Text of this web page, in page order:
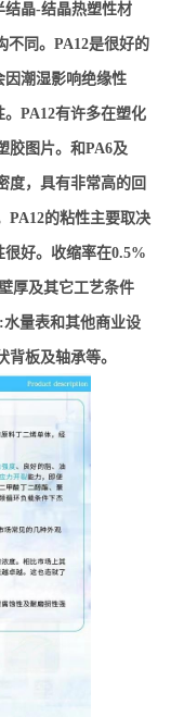
结晶-结晶热塑性材
不同。PA12是很好的
因潮湿影响绝缘性
PA12有许多在塑化
胶图片。和PA6及
度，具有非常高的回
PA12的粘性主要取决
好。收缩率在0.5%
厚及其它工艺条件
水量表和其他商业设
板及轴承等。